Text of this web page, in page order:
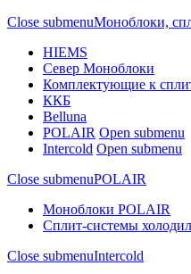
Close submenuМоноблоки,
HIEMS
Север Моноблоки
Комплектующие к
ККБ
Belluna
POLAIR Open submenu
Intercold Open submenu
Close submenuPOLAIR
Моноблоки POLAIR
Сплит-системы
Close submenuIntercold